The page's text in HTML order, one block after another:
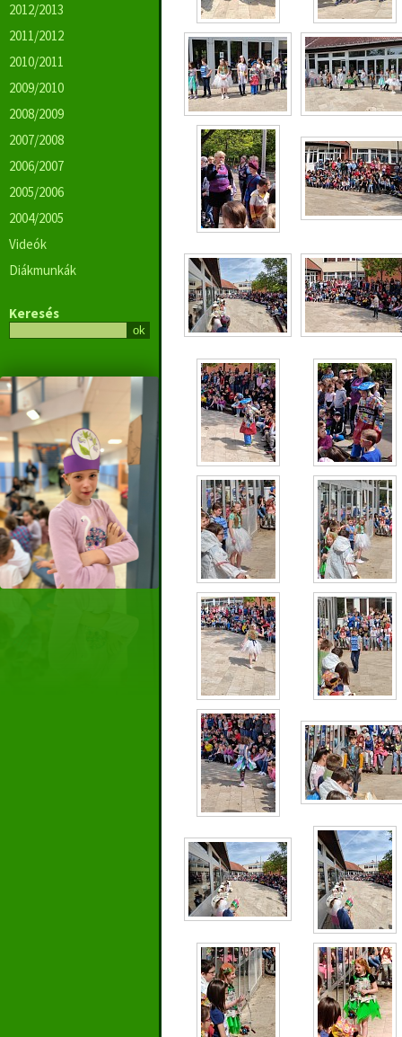
2012/2013
2011/2012
2010/2011
2009/2010
2008/2009
2007/2008
2006/2007
2005/2006
2004/2005
Videók
Diákmunkák
Keresés